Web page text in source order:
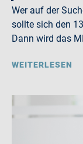
Wer auf der
sollte sich den
Dann wird das
WEITERLESEN